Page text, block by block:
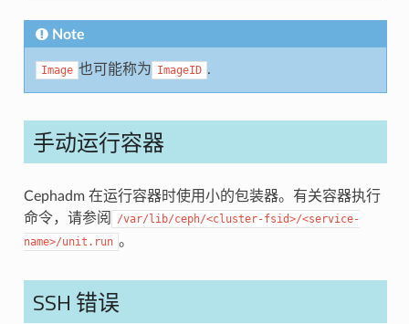
Note
Image 也可能称为 ImageID .
手动运行容器
Cephadm 在运行容器时使用小的包装器。有关容器执行
命令，请参阅
/var/lib/ceph/<cluster-fsid>/<service-
name>/unit.run 。
SSH 错误